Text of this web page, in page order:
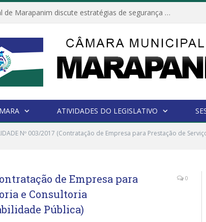
Câmara Municipal de Marapanim discute estratégias de segurança com autoridades e poder executivo
ATIVIDADES DO LEGISLATIVO
Nº 003/2017 (Contratação de Empresa para Prestação de
de Empresa para
e Consultoria
Pública)
0